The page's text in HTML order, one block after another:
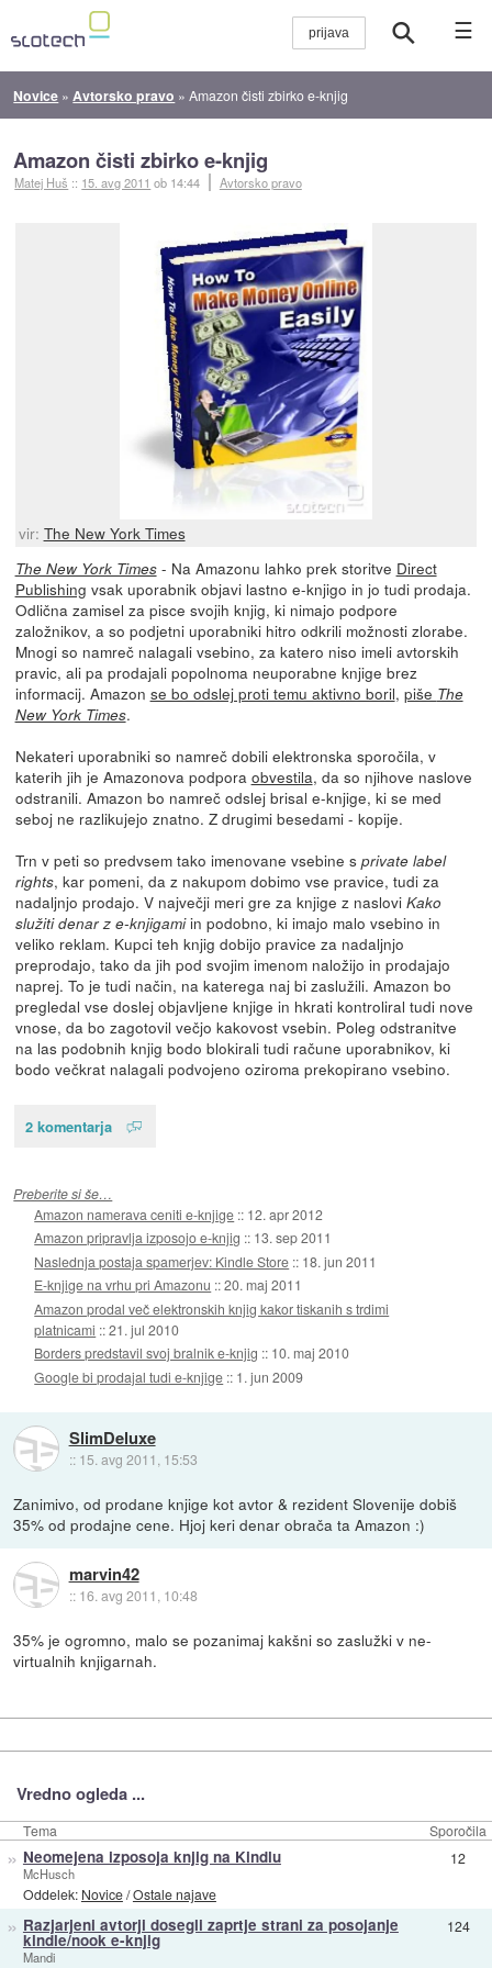
☰
Novice » Avtorsko pravo »Amazon čisti zbirko e-knjig
Amazon čisti zbirko e-knjig
Matej Huš :: 15. avg 2011 ob 14:44 Avtorsko pravo
vir: The New York Times
The New York Times- Na Amazonu lahko prek storitve Direct
Publishing vsak uporabnik objavi lastno e-knjigo in jo tudi prodaja.
Odlična zamisel za pisce svojih knjig, ki nimajo podpore
založnikov, a so podjetni uporabniki hitro odkrili možnosti zlorabe.
Mnogi so namreč nalagali vsebino, za katero niso imeli avtorskih
pravic, ali pa prodajali popolnoma neuporabne knjige brez
informacij. Amazon se bo odslej proti temu aktivno boril, piše The
New York Times.
Nekateri uporabniki so namreč dobili elektronska sporočila, v
katerih jih je Amazonova podpora obvestila, da so njihove naslove
odstranili. Amazon bo namreč odslej brisal e-knjige, ki se med
seboj ne razlikujejo znatno. Z drugimi besedami - kopije.
Trn v peti so predvsem tako imenovane vsebine s private label
rights, kar pomeni, da z nakupom dobimo vse pravice, tudi za
nadaljnjo prodajo. V največji meri gre za knjige z naslovi Kako
služiti denar z e-knjigamiin podobno, ki imajo malo vsebino in
veliko reklam. Kupci teh knjig dobijo pravice za nadaljnjo
preprodajo, tako da jih pod svojim imenom naložijo in prodajajo
naprej. To je tudi način, na katerega naj bi zaslužili. Amazon bo
pregledal vse doslej objavljene knjige in hkrati kontroliral tudi nove
vnose, da bo zagotovil večjo kakovost vsebin. Poleg odstranitve
na las podobnih knjig bodo blokirali tudi račune uporabnikov, ki
bodo večkrat nalagali podvojeno oziroma prekopirano vsebino.
2 komentarja
Preberite si še…
Amazon namerava ceniti e-knjige :: 12. apr 2012
Amazon pripravlja izposojo e-knjig :: 13. sep 2011
Naslednja postaja spamerjev: Kindle Store :: 18. jun 2011
E-knjige na vrhu pri Amazonu ::20. maj 2011
Amazon prodal več elektronskih knjig kakor tiskanih s trdimi
platnicami ::21. jul 2010
Borders predstavil svoj bralnik e-knjig :: 10. maj 2010
Google bi prodajal tudi e-knjige :: 1. jun 2009
SlimDeluxe
:: 15. avg 2011, 15:53
Zanimivo, od prodane knjige kot avtor & rezident Slovenije dobiš
35% od prodajne cene. Hjoj keri denar obrača ta Amazon :)
marvin42
:: 16. avg 2011, 10:48
35% je ogromno, malo se pozanimaj kakšni so zaslužki v ne-
virtualnih knjigarnah.
Vredno ogleda ...
Tema Sporočila
» Neomejena izposoja knjig na Kindlu
McHusch
Oddelek: Novice/Ostale najave
12
» Razjarjeni avtorji dosegli zaprtje strani za posojanje
kindle/nook e-knjig
Mandi
124